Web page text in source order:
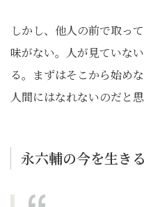
しかし、他人の前で取っ
味がない。人が見ていな
る。まずはそこから始め
人間にはなれないのだと思
永六輔の今を生き